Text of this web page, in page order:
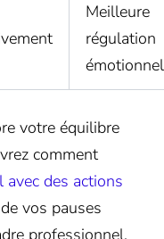
Meilleure
régulation
votre équilibre
comment
des actions
vos pauses
professionnel.